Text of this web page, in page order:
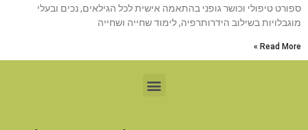
ספורט טיפולי וכושר גופני בהתאמה אישית לכל הגילאים, נכים ובעלי
מוגבלויות בשילוב הידרותרפיה, לימוד שחייה ושחייה
Read More »